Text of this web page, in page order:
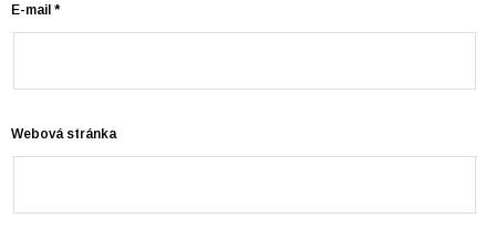
E-mail *
Webová stránka